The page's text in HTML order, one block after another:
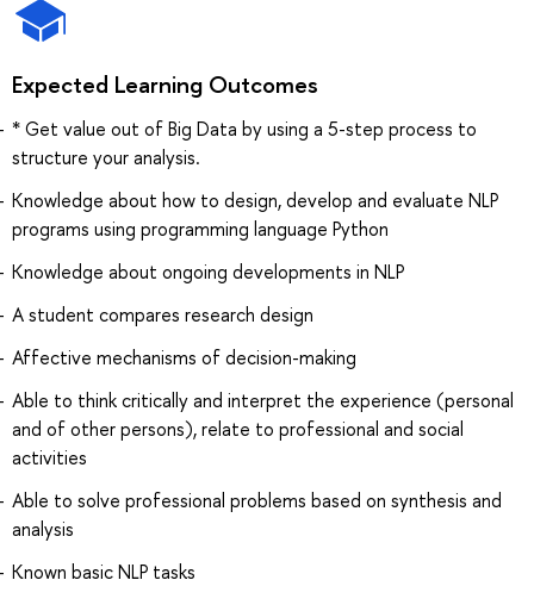
Expected Learning Outcomes
* Get value out of Big Data by using a 5-step process to
structure your analysis.
Knowledge about how to design, develop and evaluate NLP
programs using programming language Python
Knowledge about ongoing developments in NLP
A student compares research design
Affective mechanisms of decision-making
Able to think critically and interpret the experience (personal
and of other persons), relate to professional and social
activities
Able to solve professional problems based on synthesis and
analysis
Known basic NLP tasks